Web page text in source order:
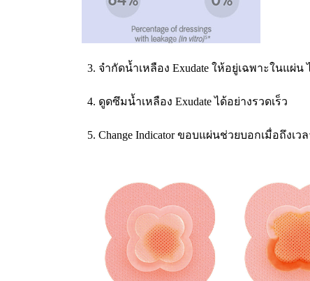
3. จำกัดน้ำเหลือง Exudate ให้อยู่เฉพาะในแ
4. ดูดซึมน้ำเหลือง Exudate ได้อย่างรวดเร็ว
5. Change Indicator ขอบแผ่นช่วยบอกเมื่อถึงเ